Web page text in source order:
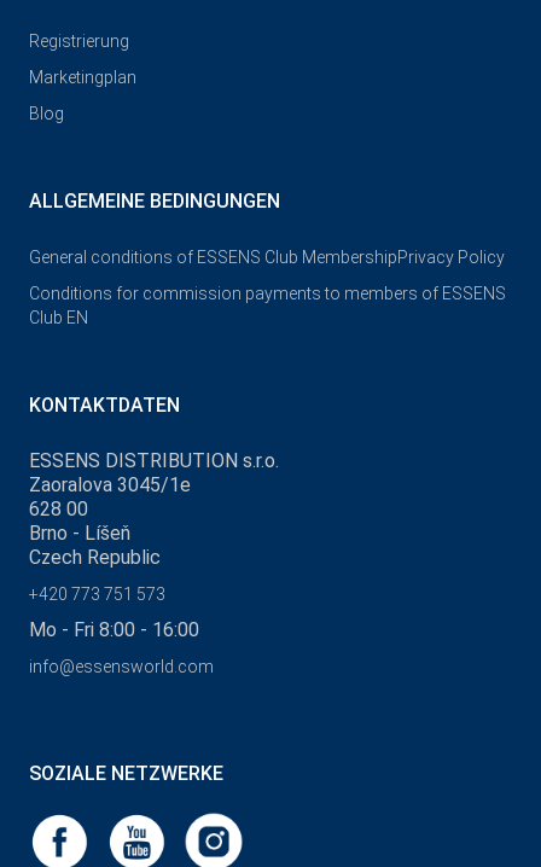
Registrierung
Marketingplan
Blog
ALLGEMEINE BEDINGUNGEN
General conditions of ESSENS Club MembershipPrivacy Policy
Conditions for commission payments to members of ESSENS
Club EN
KONTAKTDATEN
ESSENS DISTRIBUTION s.r.o.
Zaoralova 3045/1e
628 00
Brno - Líšeň
Czech Republic
+420 773 751 573
Mo - Fri 8:00 - 16:00
info@essensworld.com
SOZIALE NETZWERKE